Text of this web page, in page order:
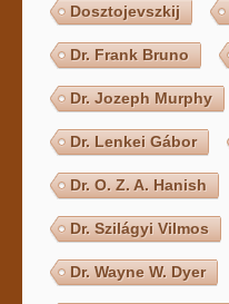
Dosztojevszkij
Dr. Frank Bruno
Dr. Jozeph Murphy
Dr. Lenkei Gábor
Dr. O. Z. A. Hanish
Dr. Szilágyi Vilmos
Dr. Wayne W. Dyer